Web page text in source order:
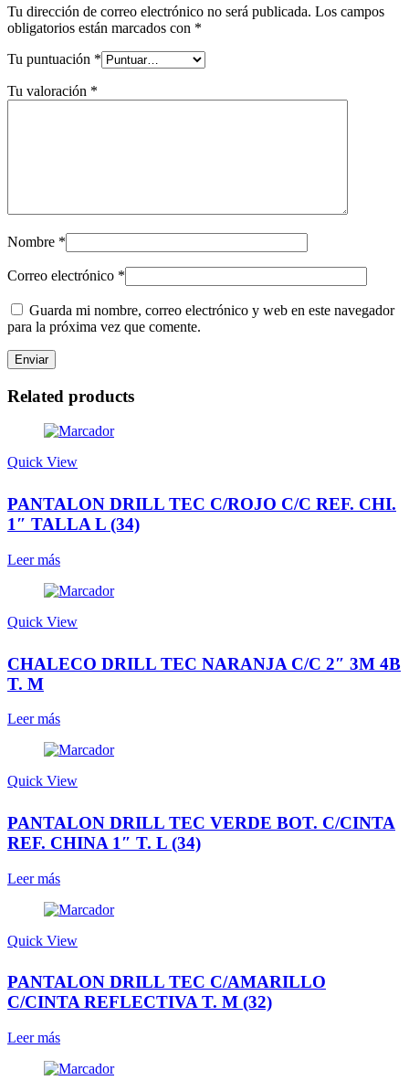
Tu dirección de correo electrónico no será publicada. Los campos
obligatorios están marcados con *
Tu puntuación *
Tu valoración *
Nombre *
Correo electrónico *
Guarda mi nombre, correo electrónico y web en este navegador
para la próxima vez que comente.
Related products
Quick View
PANTALON DRILL TEC C/ROJO C/C REF. CHI.
1″ TALLA L (34)
Leer más
Quick View
CHALECO DRILL TEC NARANJA C/C 2″ 3M 4B
T. M
Leer más
Quick View
PANTALON DRILL TEC VERDE BOT. C/CINTA
REF. CHINA 1″ T. L (34)
Leer más
Quick View
PANTALON DRILL TEC C/AMARILLO
C/CINTA REFLECTIVA T. M (32)
Leer más